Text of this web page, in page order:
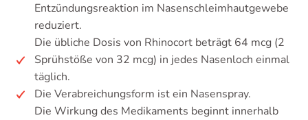
Entzündungsreaktion im Nasenschleimhautgewebe
reduziert.
Die übliche Dosis von Rhinocort beträgt 64 mcg (2
Sprühstöße von 32 mcg) in jedes Nasenloch einmal
täglich.
Die Verabreichungsform ist ein Nasenspray.
Die Wirkung des Medikaments beginnt innerhalb